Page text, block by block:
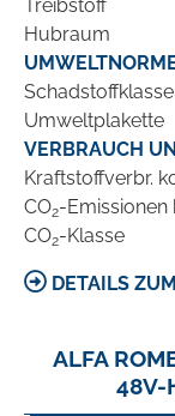
Treibstoff
Hubraum
Schadstoffklasse
Umweltplakette
VERBRAUCH
Kraftstoffverbr.
CO2-Emissionen
CO2-Klasse
DETAILS
ALFA
48V-